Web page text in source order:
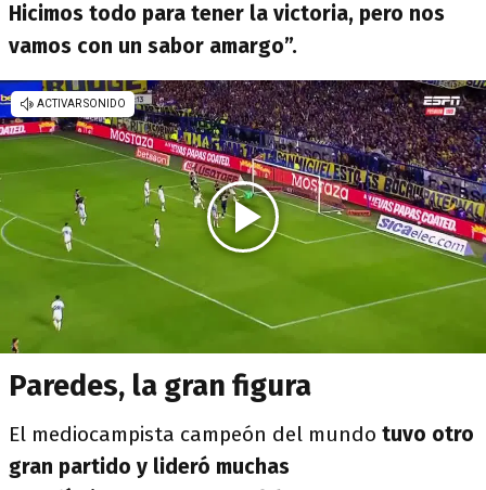
Hicimos todo para tener la victoria, pero nos
vamos con un sabor amargo”.
Paredes, la gran figura
El mediocampista campeón del mundo tuvo otro
gran partido y lideró muchas